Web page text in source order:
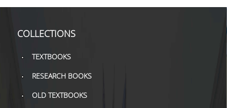
LIBRARY GUIDES
COLLECTIONS
TEXTBOOKS
RESEARCH BOOKS
OLD TEXTBOOKS